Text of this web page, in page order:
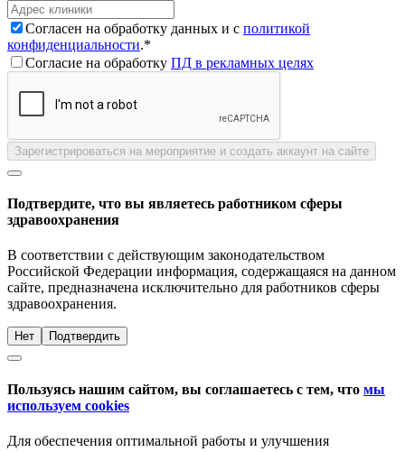
Согласен на обработку данных и с политикой
конфиденциальности.*
Согласие на обработку ПД в рекламных целях
Зарегистрироваться на мероприятие и создать аккаунт на сайте
Подтвердите, что вы являетесь работником сферы
здравоохранения
В соответствии с действующим законодательством
Российской Федерации информация, содержащаяся на данном
сайте, предназначена исключительно для работников сферы
здравоохранения.
Нет Подтвердить
Пользуясь нашим сайтом, вы соглашаетесь с тем, что мы
используем cookies
Для обеспечения оптимальной работы и улучшения